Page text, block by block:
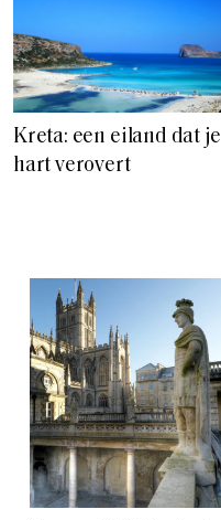
Kreta: een eiland dat je
hart verovert